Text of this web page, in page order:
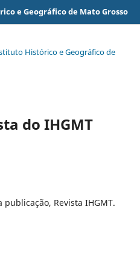
e Geográfico de Mato Grosso
Histórico e Geográfico de
do IHGMT
publicação, Revista IHGMT.